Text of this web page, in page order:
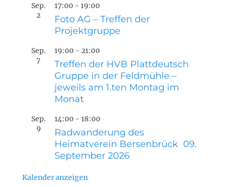
Sep.
2
17:00 - 19:00
Foto AG – Treffen der
Projektgruppe
Sep.
7
19:00 - 21:00
Treffen der HVB Plattdeutsch
Gruppe in der Feldmühle –
jeweils am 1.ten Montag im
Monat
Sep.
9
14:00 - 18:00
Radwanderung des
Heimatverein Bersenbrück 09.
September 2026
Kalender anzeigen